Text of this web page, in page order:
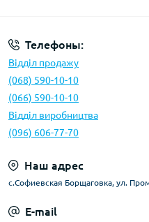
Телефоны:
Відділ продажу
(068) 590-10-10
(066) 590-10-10
Відділ виробництва
(096) 606-77-70
Наш адрес
с.Софиевская Борщаговка, ул.
E-mail